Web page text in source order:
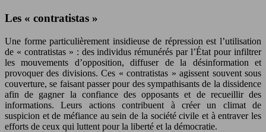
Les « contratistas »
Une forme particulièrement insidieuse de répression est l’utilisation
de « contratistas » : des individus rémunérés par l’État pour infiltrer
les mouvements d’opposition, diffuser de la désinformation et
provoquer des divisions. Ces « contratistas » agissent souvent sous
couverture, se faisant passer pour des sympathisants de la dissidence
afin de gagner la confiance des opposants et de recueillir des
informations. Leurs actions contribuent à créer un climat de
suspicion et de méfiance au sein de la société civile et à entraver les
efforts de ceux qui luttent pour la liberté et la démocratie.